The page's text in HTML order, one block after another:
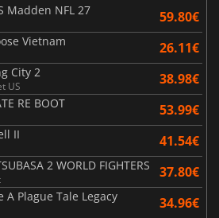
Madden NFL 27
59.80€
Vietnam 26.11€
City 2
US 38.98€
RE BOOT 53.99€
II 41.54€
2 WORLD FIGHTERS 37.80€
A Plague Tale Legacy 34.96€